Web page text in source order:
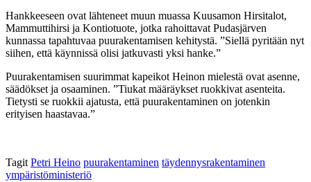
Hankkeeseen ovat lähteneet muun muassa Kuusamon Hirsitalot,
Mammuttihirsi ja Kontiotuote, jotka rahoittavat Pudasjärven
kunnassa tapahtuvaa puurakentamisen kehitystä. ”Siellä pyritään nyt
siihen, että käynnissä olisi jatkuvasti yksi hanke.”
Puurakentamisen suurimmat kapeikot Heinon mielestä ovat asenne,
säädökset ja osaaminen. ”Tiukat määräykset ruokkivat asenteita.
Tietysti se ruokkii ajatusta, että puurakentaminen on jotenkin
erityisen haastavaa.”
Tagit Petri Heino puurakentaminen täydennysrakentaminen
ympäristöministeriö